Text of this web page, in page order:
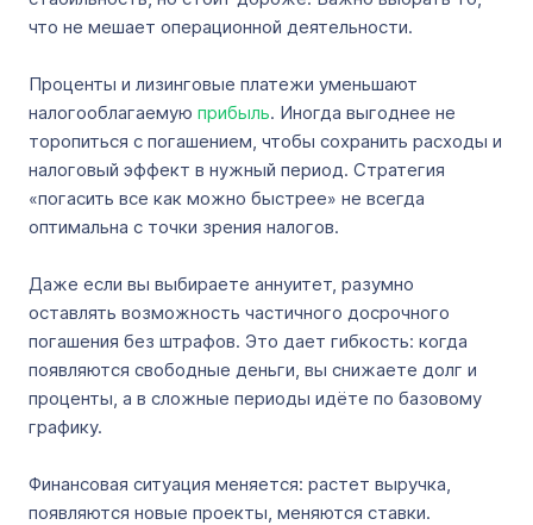
что не мешает операционной деятельности.
Проценты и лизинговые платежи уменьшают
налогооблагаемую прибыль. Иногда выгоднее не
торопиться с погашением, чтобы сохранить расходы и
налоговый эффект в нужный период. Стратегия
«погасить все как можно быстрее» не всегда
оптимальна с точки зрения налогов.
Даже если вы выбираете аннуитет, разумно
оставлять возможность частичного досрочного
погашения без штрафов. Это дает гибкость: когда
появляются свободные деньги, вы снижаете долг и
проценты, а в сложные периоды идёте по базовому
графику.
Финансовая ситуация меняется: растет выручка,
появляются новые проекты, меняются ставки.